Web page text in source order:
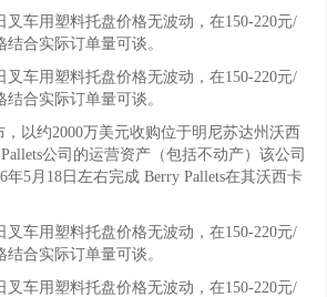
车用塑料托盘价格无波动，在150-220元/
合实际订单量可谈。
车用塑料托盘价格无波动，在150-220元/
合实际订单量可谈。
约2000万美元收购位于明尼苏达州沃西
公司的运营资产（包括不动产）该公司
年5月18日左右完成 Berry Pallets在其沃西卡
车用塑料托盘价格无波动，在150-220元/
合实际订单量可谈。
车用塑料托盘价格无波动，在150-220元/